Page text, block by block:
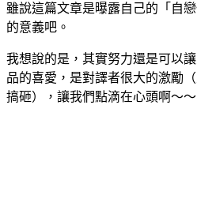
雖說這篇文章是曝露自己的「自
的意義吧。
我想說的是，其實努力還是可以
品的喜愛，是對譯者很大的激勵
搞砸），讓我們點滴在心頭啊～～